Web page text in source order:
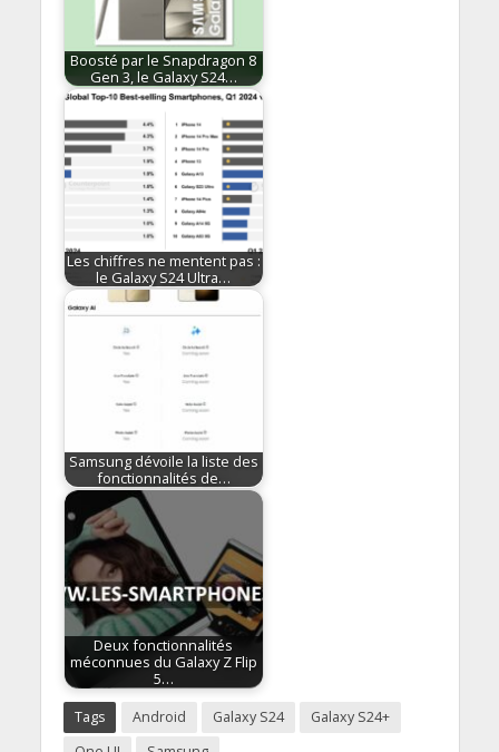
Boosté par le Snapdragon 8
Gen 3, le Galaxy S24…
Les chiffres ne mentent pas :
le Galaxy S24 Ultra…
Samsung dévoile la liste des
fonctionnalités de…
Deux fonctionnalités
méconnues du Galaxy Z Flip
5…
Tags Android Galaxy S24
Galaxy S24+